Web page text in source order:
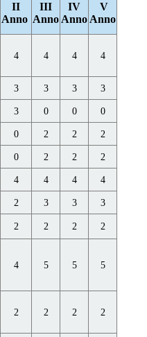
II
Anno
III
Anno
IV
Anno
V
Anno
4 4 4 4
3 3 3 3
3 0 0 0
0 2 2 2
0 2 2 2
4 4 4 4
2 3 3 3
2 2 2
2
4 5 5 5
2 2 2 2